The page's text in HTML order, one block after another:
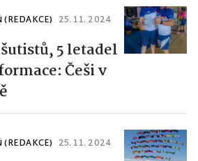
25. 11. 2024
5 letadel
Češi v
25. 11. 2024